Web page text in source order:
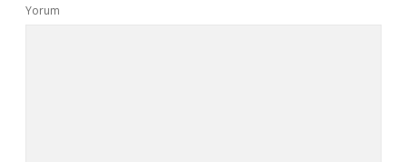
Yorum